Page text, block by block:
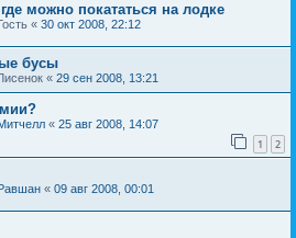
можно покататься на лодке
« 30 окт 2008, 22:12
бусы
« 29 сен 2008, 13:21
« 25 авг 2008, 14:07
1 2
« 09 авг 2008, 00:01